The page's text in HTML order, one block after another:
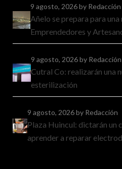
9 agosto, 2026by Redacción
Añelo se prepara para una
Emprendedores y
9 agosto, 2026by Redacción
Cutral Co: realizarán una
esterilización
9 agosto, 2026by Redacción
Plaza Huincul: dictarán un
aprender a reparar